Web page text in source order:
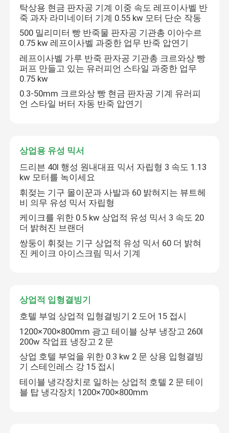
회사 소개
공장 견학
품질 관리
베이커리 데크 오븐
베이커리 랙 오븐
빵집 대류 오븐
더 견딜수 있는 현금 리타더
반죽 분할기 라운더
현금 전주판 기계
현금 판자공 기계
탁상용 현금 판자공 기계 이중 속도 레프이사벨 반
죽 과자 라미네이터 기계 0.55 kw 모터 단순 작동
500 밀리미터 빵 반죽물 판자공 기관총 이아수르
0.75 kw 레프이사벨 과중한 업무 반죽 압연기
레프이사벨 가루 반죽 판자공 기관총 크르와상 빵
퍼프 만들고 있는 유러피언 스타일 과중한 업무
0.75 kw
0.3-50mm 크르와상 빵 현금 판자공 기계 유러피
언 스타일 버터 자동 반죽 압연기
상업용 유성 믹서
드리븐 40l 행성 원내대표 믹서 자립형 3 속도 1.13
kw 모터를 녹이세요
휘젖는 기구 몰이꾼과 사발과 60 밝혀지는 뷰트헤
비 의무 유성 믹서 자립형
케이크를 위한 0.5 kw 상업적 유성 믹서 3 속도 20
더 밝혀진 브랜더
쌍둥이 휘젖는 기구 상업적 유성 믹서 60 더 밝혀
진 케이크 아이스크림 믹서 기계
상업적 입형결빙기
호텔 부엌 상업적 입형결빙기 2 도어 15 접시
1200×700×800mm 광고 테이블 상부 냉장고 260l
200w 작업표 냉장고 2 문
상업 호텔 부엌을 위한 0.3 kw 2 문 상용 입형결빙
기 스테인레스 강 15 접시
테이블 냉각장치로 일하는 상업적 호텔 2 문 테이
블 탑 냉각장치 1200×700×800mm